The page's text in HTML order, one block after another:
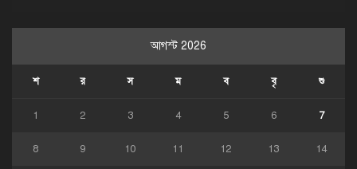
আগস্ট 2026
শ র স ম ব বৃ শু
1 2 3 4 5 6 7
8 9 10 11 12 13 14